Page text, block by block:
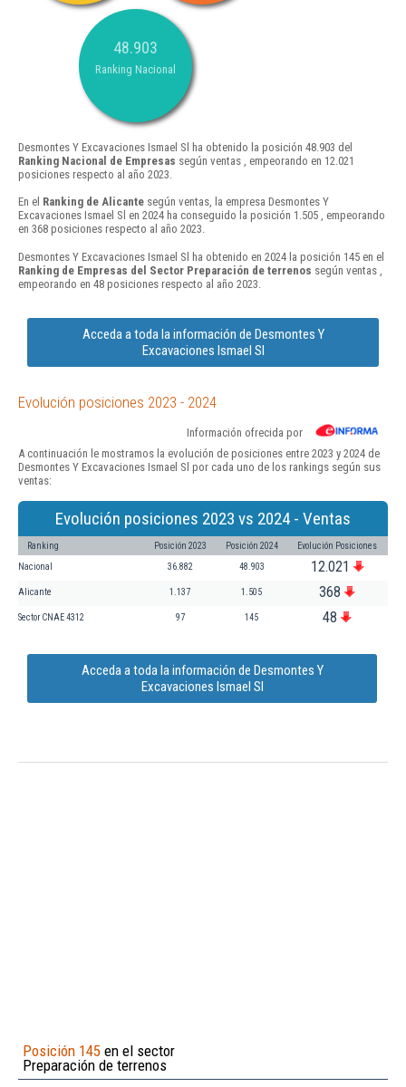
48.903
Ranking Nacional
Desmontes Y Excavaciones Ismael Sl ha obtenido la posición 48.903 del
Ranking Nacional de Empresas según ventas , empeorando en 12.021
posiciones respecto al año 2023.
En el Ranking de Alicante según ventas, la empresa Desmontes Y
Excavaciones Ismael Sl en 2024 ha conseguido la posición 1.505 , empeorando
en 368 posiciones respecto al año 2023.
Desmontes Y Excavaciones Ismael Sl ha obtenido en 2024 la posición 145 en el
Ranking de Empresas del Sector Preparación de terrenos según ventas ,
empeorando en 48 posiciones respecto al año 2023.
Acceda a toda la información de Desmontes Y
Excavaciones Ismael Sl
Evolución posiciones 2023 - 2024
Información ofrecida por
A continuación le mostramos la evolución de posiciones entre 2023 y 2024 de
Desmontes Y Excavaciones Ismael Sl por cada uno de los rankings según sus
ventas:
Evolución posiciones 2023 vs 2024 - Ventas
Ranking Posición 2023 Posición 2024 Evolución Posiciones
Nacional 36.882 48.903 12.021
Alicante 1.137 1.505 368
Sector CNAE 4312 97 145 48
Acceda a toda la información de Desmontes Y
Excavaciones Ismael Sl
Posición 145 en el sector
Preparación de terrenos